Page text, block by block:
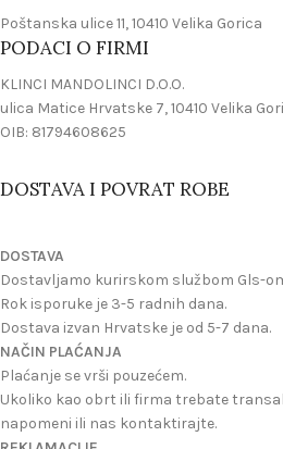
Poštanska ulice 11, 10410 Velika Gorica
PODACI O FIRMI
KLINCI MANDOLINCI D.O.O.
ulica Matice Hrvatske 7, 10410 Velika
OIB: 81794608625
DOSTAVA I POVRAT ROBE
DOSTAVA
Dostavljamo kurirskom službom Gls-
Rok isporuke je 3-5 radnih dana.
Dostava izvan Hrvatske je od 5-7 dana.
NAČIN PLAĆANJA
Plaćanje se vrši pouzećem.
Ukoliko kao obrt ili firma trebate
napomeni ili nas kontaktirajte.